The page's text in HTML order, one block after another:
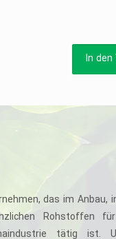
In den
das im Anbau,
Rohstoffen
tätig ist.